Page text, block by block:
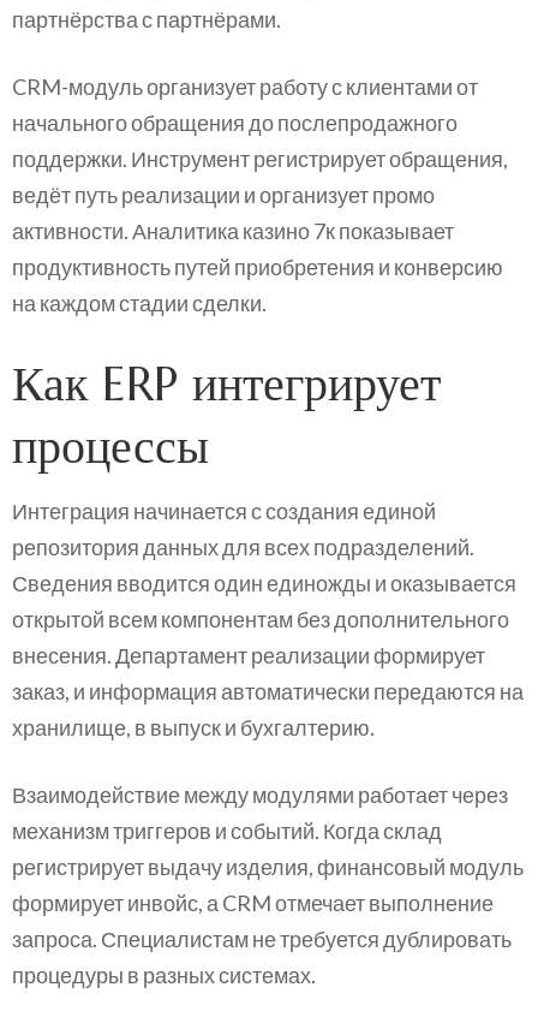
партнёрства с партнёрами.
CRM-модуль организует работу с клиентами от
начального обращения до послепродажного
поддержки. Инструмент регистрирует обращения,
ведёт путь реализации и организует промо
активности. Аналитика казино 7к показывает
продуктивность путей приобретения и конверсию
на каждом стадии сделки.
Как ERP интегрирует
процессы
Интеграция начинается с создания единой
репозитория данных для всех подразделений.
Сведения вводится один единожды и оказывается
открытой всем компонентам без дополнительного
внесения. Департамент реализации формирует
заказ, и информация автоматически передаются на
хранилище, в выпуск и бухгалтерию.
Взаимодействие между модулями работает через
механизм триггеров и событий. Когда склад
регистрирует выдачу изделия, финансовый модуль
формирует инвойс, а CRM отмечает выполнение
запроса. Специалистам не требуется дублировать
процедуры в разных системах.